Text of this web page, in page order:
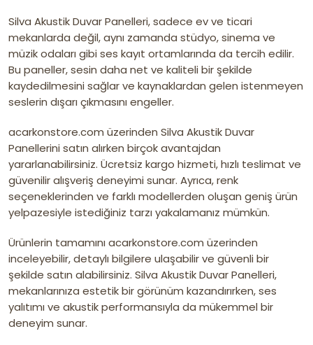
Silva Akustik Duvar Panelleri, sadece ev ve ticari
mekanlarda değil, aynı zamanda stüdyo, sinema ve
müzik odaları gibi ses kayıt ortamlarında da tercih edilir.
Bu paneller, sesin daha net ve kaliteli bir şekilde
kaydedilmesini sağlar ve kaynaklardan gelen istenmeyen
seslerin dışarı çıkmasını engeller.
acarkonstore.com üzerinden Silva Akustik Duvar
Panellerini satın alırken birçok avantajdan
yararlanabilirsiniz. Ücretsiz kargo hizmeti, hızlı teslimat ve
güvenilir alışveriş deneyimi sunar. Ayrıca, renk
seçeneklerinden ve farklı modellerden oluşan geniş ürün
yelpazesiyle istediğiniz tarzı yakalamanız mümkün.
Ürünlerin tamamını acarkonstore.com üzerinden
inceleyebilir, detaylı bilgilere ulaşabilir ve güvenli bir
şekilde satın alabilirsiniz. Silva Akustik Duvar Panelleri,
mekanlarınıza estetik bir görünüm kazandırırken, ses
yalıtımı ve akustik performansıyla da mükemmel bir
deneyim sunar.